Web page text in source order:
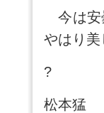
今は安
やはり美
?
松本猛